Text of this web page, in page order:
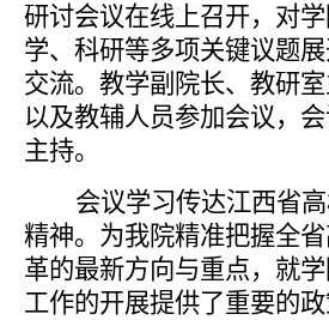
研讨会议在线上召开，对学
学、科研等多项关键议题
交流。教学副院长、教研
以及教辅人员参加会议，
主持。
会议学习传达江西省
精神。 为我院精准把握全
革的最新方向与重点， 就
工作的开展提供了重要的